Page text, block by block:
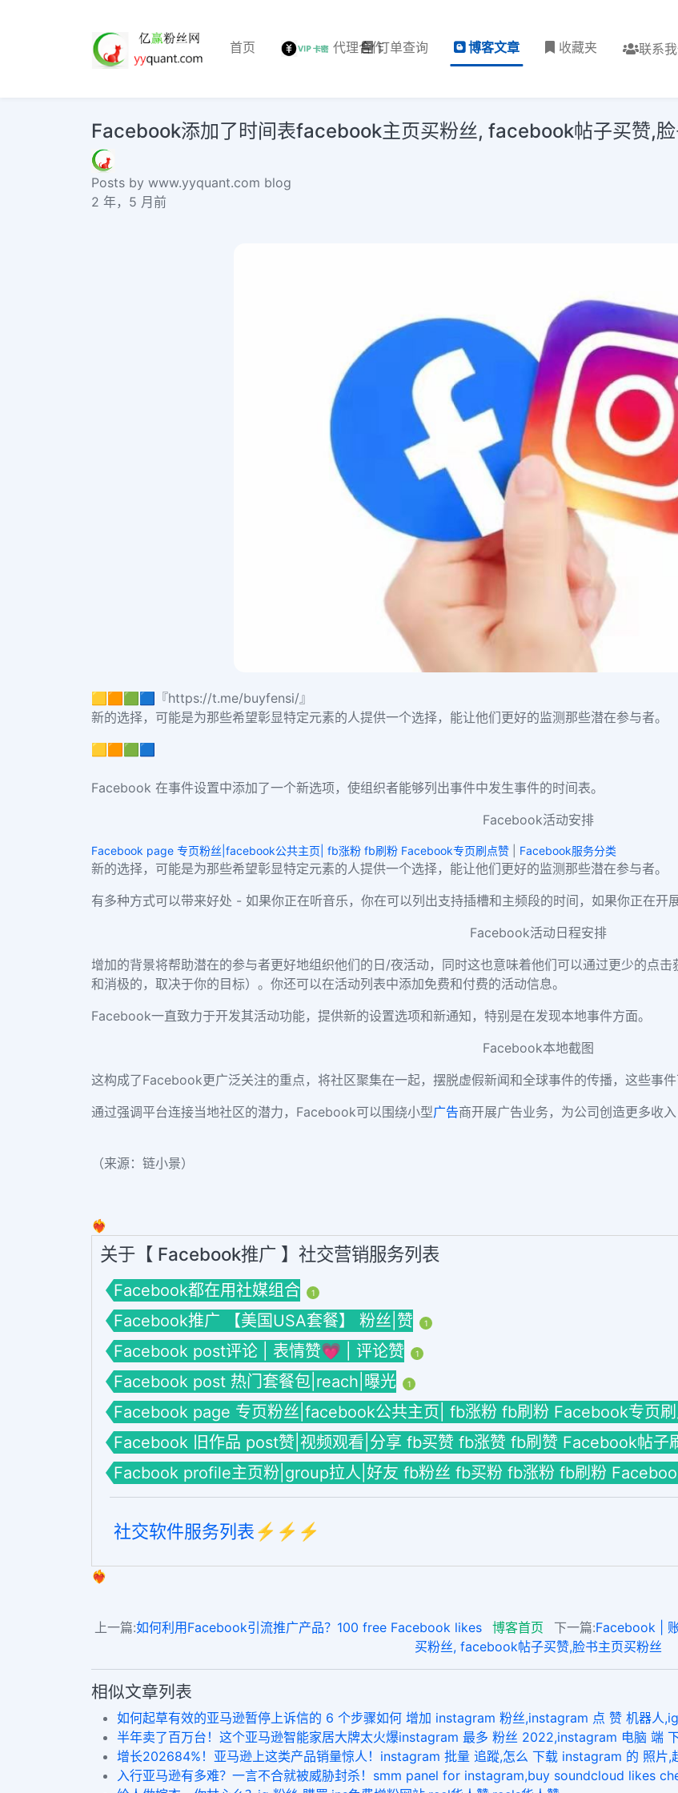
首页 代理合作订单查询 博客文章 收藏夹 联系
Facebook添加了时间表facebook主页买粉丝, facebook帖子买赞,
Posts by www.yyquant.com blog
2 年，5 月前
🟨🟧🟩🟦『https://t.me/buyfensi/』
新的选择，可能是为那些希望彰显特定元素的人提供一个选择，能让他们更好的监测那些潜在参与者。
🟨🟧🟩🟦
Facebook 在事件设置中添加了一个新选项，使组织者能够列出事件中发生事件的时间表。
Facebook活动安排
Facebook page 专页粉丝|facebook公共主页| fb涨粉 fb刷粉 Facebook专页刷点赞 Facebook服务分类
新的选择，可能是为那些希望彰显特定元素的人提供一个选择，能让他们更好的监测那些潜在参与者。
有多种方式可以带来好处 - 如果你正在听音乐，你在可以列出支持插槽和主频段的时间，如果你正在开
Facebook活动日程安排
增加的背景将帮助潜在的参与者更好地组织他们的日/夜活动，同时这也意味着他们可以通过更少的点
和消极的，取决于你的目标）。你还可以在活动列表中添加免费和付费的活动信息。
Facebook一直致力于开发其活动功能，提供新的设置选项和新通知，特别是在发现本地事件方面。
Facebook本地截图
这构成了Facebook更广泛关注的重点，将社区聚集在一起，摆脱虚假新闻和全球事件的传播，这些事件
通过强调平台连接当地社区的潜力，Facebook可以围绕小型广告商开展广告业务，为公司创造更多收
（来源：链小景）
❤️‍🔥
关于【 Facebook推广 】社交营销服务列表
Facebook都在用社媒组合 1
Facebook推广 【美国USA套餐】 粉丝|赞 1
Facebook post评论 | 表情赞💗 | 评论赞 1
Facebook post 热门套餐包|reach|曝光 1
Facebook page 专页粉丝|facebook公共主页| fb涨粉 fb刷粉 Facebook专页
Facebook 旧作品 post赞|视频观看|分享 fb买赞 fb涨赞 fb刷赞 Facebook帖子
Facbook profile主页粉|group拉人|好友 fb粉丝 fb买粉 fb涨粉 fb刷粉
社交软件服务列表⚡️⚡️⚡️
❤️‍🔥
上一篇:如何利用Facebook引流推广产品？100 free Facebook likes 博客首页 下一篇:Facebook |
买粉丝, facebook帖子买赞,脸书主页买粉丝
相似文章列表
如何起草有效的亚马逊暂停上诉信的 6 个步骤如何 增加 instagram 粉丝,instagram 点 赞 机器人
半年卖了百万台！这个亚马逊智能家居大牌太火爆instagram 最多 粉丝 2022,instagram 电脑 端
增长202684%！亚马逊上这类产品销量惊人！instagram 批量 追蹤,怎么 下载 instagram 的 照片,
入行亚马逊有多难？一言不合就被威胁封杀！smm panel for instagram,buy soundcloud likes